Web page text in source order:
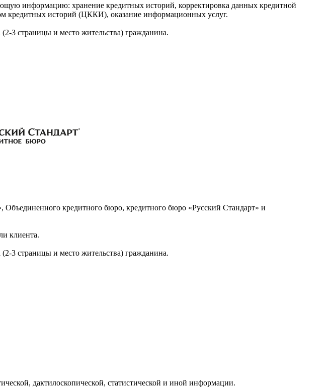
информацию: хранение кредитных историй, корректировка данных кредитной
кредитных историй (ЦККИ), оказание информационных услуг.
3 страницы и место жительства) гражданина.
кредитного бюро, кредитного бюро «Русский Стандарт» и
клиента.
3 страницы и место жительства) гражданина.
дактилоскопической, статистической и иной информации.